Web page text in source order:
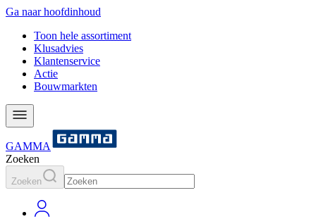
Ga naar hoofdinhoud
Toon hele assortiment
Klusadvies
Klantenservice
Actie
Bouwmarkten
GAMMA
Zoeken
Zoeken